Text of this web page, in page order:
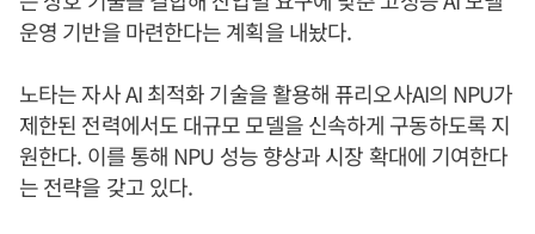
운영 기반을 마련한다는 계획을 내놨다.
노타는 자사 AI 최적화 기술을 활용해 퓨리오사AI의 NPU가
제한된 전력에서도 대규모 모델을 신속하게 구동하도록 지
원한다. 이를 통해 NPU 성능 향상과 시장 확대에 기여한다
는 전략을 갖고 있다.